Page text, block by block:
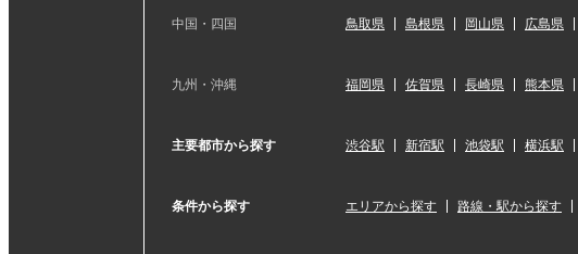
中国・四国 鳥取県 島根県 岡山県 広島県
九州・沖縄 福岡県 佐賀県 長崎県 熊本県
主要都市から探す 渋谷駅 新宿駅 池袋駅 横浜駅
条件から探す エリアから探す 路線・駅から探す